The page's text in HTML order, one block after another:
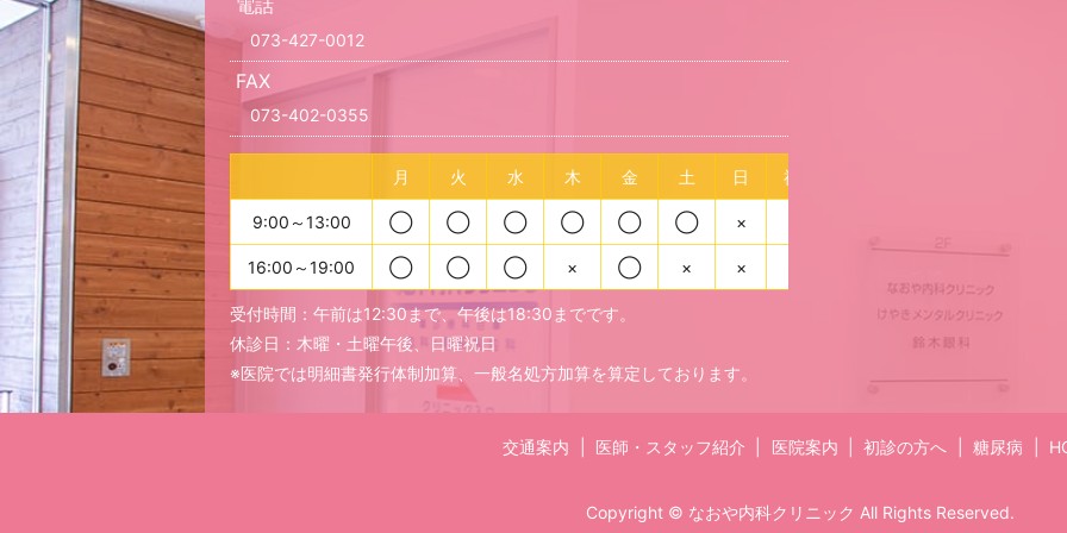
電話
073-427-0012
FAX
073-402-0355
月 火 水 木 金 土 日 祝
9:00～13:00 ◯ ◯ ◯ ◯ ◯ ◯ ×
16:00～19:00 ◯ ◯ ◯ × ◯ × ×
受付時間：午前は12:30まで、午後は18:30までです。
休診日：木曜・土曜午後、日曜祝日
※医院では明細書発行体制加算、一般名処方加算を算定しております。
交通案内 医師・スタッフ紹介 医院案内 初診の方へ 糖尿病
Copyright © なおや内科クリニック All Rights Reserved.